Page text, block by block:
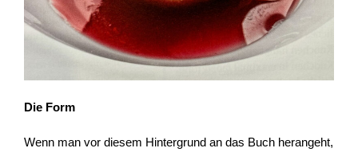
Die Form
Wenn man vor diesem Hintergrund an das Buch herangeht,